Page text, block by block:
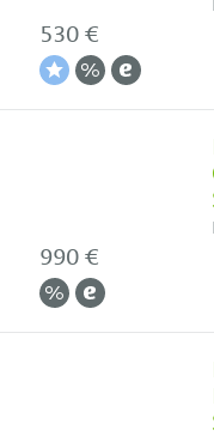
530 €
990 €